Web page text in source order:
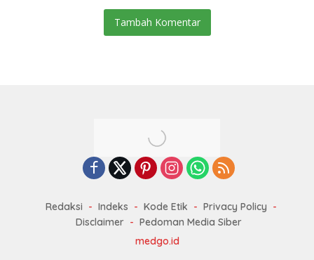
Profesional
Tambah Komentar
Redaksi Indeks Kode Etik
Privacy Policy
Disclaimer
Pedoman Media Siber
medgo.id